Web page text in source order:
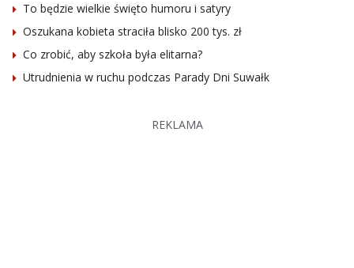
To będzie wielkie święto humoru i satyry
Oszukana kobieta straciła blisko 200 tys. zł
Co zrobić, aby szkoła była elitarna?
Utrudnienia w ruchu podczas Parady Dni Suwałk
REKLAMA